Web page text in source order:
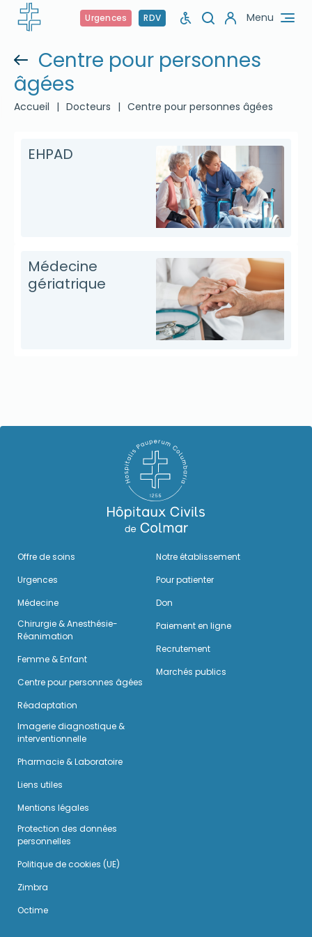
Urgences RDV Menu
Centre pour personnes
âgées
Accueil | Docteurs | Centre pour personnes âgées
EHPAD
Médecine
gériatrique
Offre de soins
Urgences
Médecine
Chirurgie & Anesthésie-
Réanimation
Femme & Enfant
Centre pour personnes âgées
Réadaptation
Imagerie diagnostique &
interventionnelle
Pharmacie & Laboratoire
Notre établissement
Pour patienter
Don
Paiement en ligne
Recrutement
Marchés publics
Liens utiles
Mentions légales
Protection des données
personnelles
Politique de cookies (UE)
Zimbra
Octime